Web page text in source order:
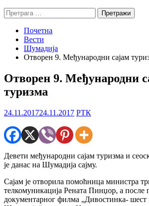
Претрага
за:
Почетна
Вести
Шумадија
Отворен 9. Међународни сајам
Отворен 9. Међународни
туризма
24.11.201724.11.2017 РТК
Девети међународни сајам туризма и
је данас на Шумадија сајму.
Сајам је отворила помоћница министра
телкомуникација Рената Пинџор, а после
документарног филма „Дивостинка- шест